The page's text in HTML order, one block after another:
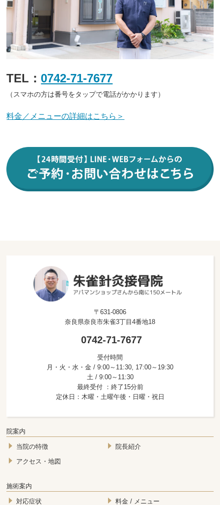
TEL： 0742-71-7677
（スマホの方は番号をタップで電話がかかります）
料金／メニューの詳細はこちら＞
〒631-0806
奈良県奈良市朱雀3丁目4番地18
0742-71-7677
受付時間
月・火・水・金 / 9:00～11:30, 17:00～19:30
土 / 9:00～11:30
最終受付 ：終了15分前
定休日：木曜・土曜午後・日曜・祝日
院案内
当院の特徴
院長紹介
アクセス・地図
施術案内
対応症状 料金 / メニュー